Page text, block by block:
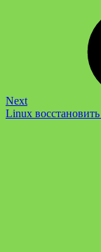
Next
Linux